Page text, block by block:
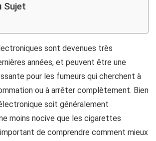
Sujet
sont devenues très
années, et peuvent être une
pour les fumeurs qui cherchent à
ou à arrêter complètement. Bien
soit généralement
moins nocive que les cigarettes
de comprendre comment mieux